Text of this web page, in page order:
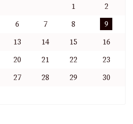
1
2
6 7 8
9
13 14 15
16
20 21 22
23
27 28 29
30